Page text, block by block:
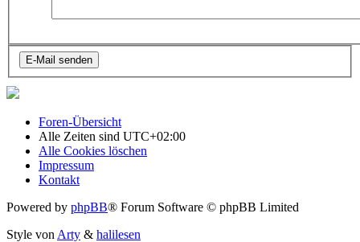
Foren-Übersicht
Alle Zeiten sind UTC+02:00
Alle Cookies löschen
Impressum
Kontakt
Powered by phpBB® Forum Software © phpBB Limited
Style von Arty & halilesen